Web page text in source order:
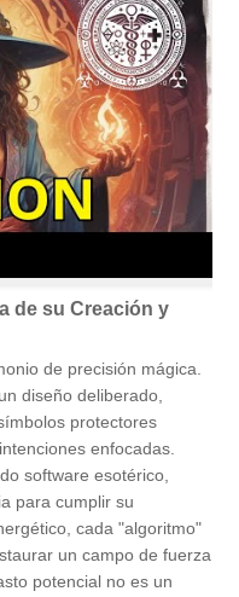
de su Creación y
de precisión mágica.
diseño deliberado,
protectores
enfocadas.
software esotérico,
para cumplir su
cada "algoritmo"
un campo de fuerza
potencial no es un